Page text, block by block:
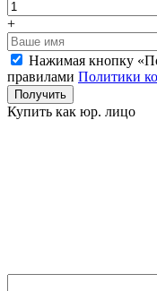
+
Нажимая кнопку
правилами Политики
Получить
Купить как юр. лицо